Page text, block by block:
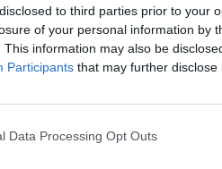
to third parties prior to your
of your personal information by
This information may also be
Participants that may further disclose
Data Processing Opt Outs